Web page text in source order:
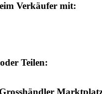
Verkäufer mit:
Teilen: